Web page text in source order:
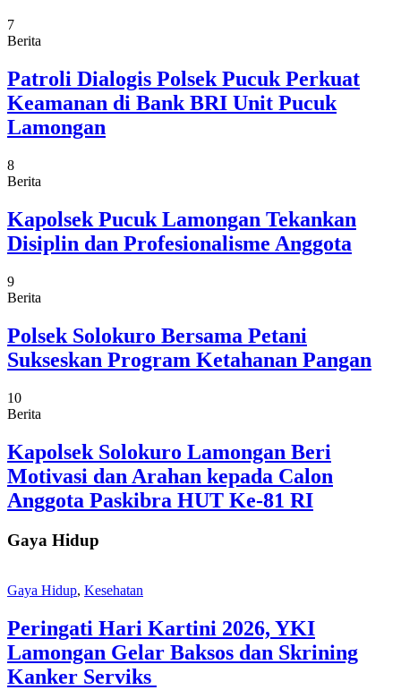
7
Berita
Patroli Dialogis Polsek Pucuk Perkuat
Keamanan di Bank BRI Unit Pucuk
Lamongan
8
Berita
Kapolsek Pucuk Lamongan Tekankan
Disiplin dan Profesionalisme Anggota
9
Berita
Polsek Solokuro Bersama Petani
Sukseskan Program Ketahanan Pangan
10
Berita
Kapolsek Solokuro Lamongan Beri
Motivasi dan Arahan kepada Calon
Anggota Paskibra HUT Ke-81 RI
Gaya Hidup
Gaya Hidup, Kesehatan
Peringati Hari Kartini 2026, YKI
Lamongan Gelar Baksos dan Skrining
Kanker Serviks